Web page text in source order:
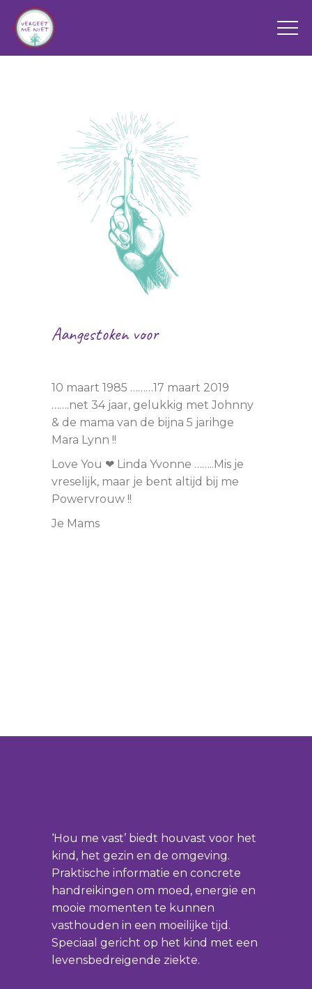
Aangestoken voor
10 maart 1985 ………17 maart 2019
…….net 34 jaar, gelukkig met Johnny
& de mama van de bijna 5 jarihge
Mara Lynn !!
Love You ❤ Linda Yvonne ……..Mis je
vreselijk, maar je bent altijd bij me
Powervrouw !!
Je Mams
‘Hou me vast’ biedt houvast voor het
kind, het gezin en de omgeving.
Praktische informatie en concrete
handreikingen om moed, energie en
mooie momenten te kunnen
vasthouden in een moeilijke tijd.
Speciaal gericht op het kind met een
levensbedreigende ziekte.